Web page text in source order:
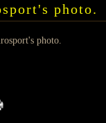
photo.